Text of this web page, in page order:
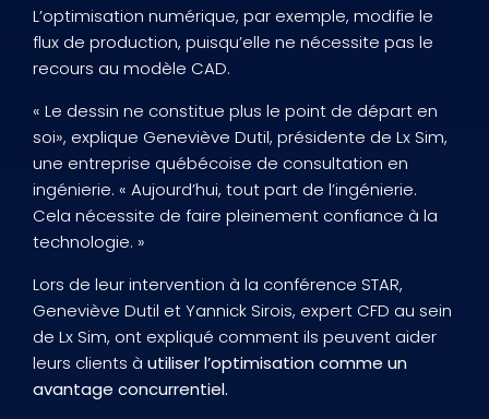
L’optimisation numérique, par exemple, modifie le
flux de production, puisqu’elle ne nécessite pas le
recours au modèle CAD.
« Le dessin ne constitue plus le point de départ en
soi», explique Geneviève Dutil, présidente de Lx Sim,
une entreprise québécoise de consultation en
ingénierie. « Aujourd’hui, tout part de l’ingénierie.
Cela nécessite de faire pleinement confiance à la
technologie. »
Lors de leur intervention à la conférence STAR,
Geneviève Dutil et Yannick Sirois, expert CFD au sein
de Lx Sim, ont expliqué comment ils peuvent aider
leurs clients à utiliser l’optimisation comme un
avantage concurrentiel.